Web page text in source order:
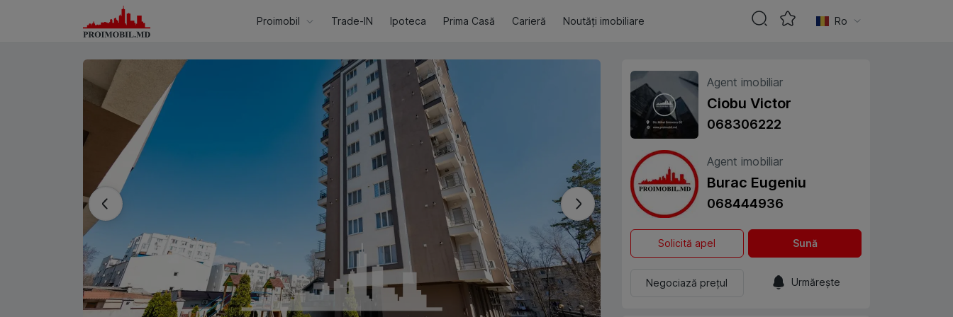
Agent imobiliar
Ciobu Victor
068306222
Agent imobiliar
Burac Eugeniu
068444936
Solicită apel Sună
Negociază prețul Urmărește
Proimobil Trade-IN Ipoteca Prima Casă Carieră Noutăți imobiliare Ro